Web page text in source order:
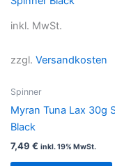
inkl. MwSt.
zzgl. Versandkosten
Spinner
Myran Tuna Lax 30g
Black
7,49 € inkl. 19% MwSt.